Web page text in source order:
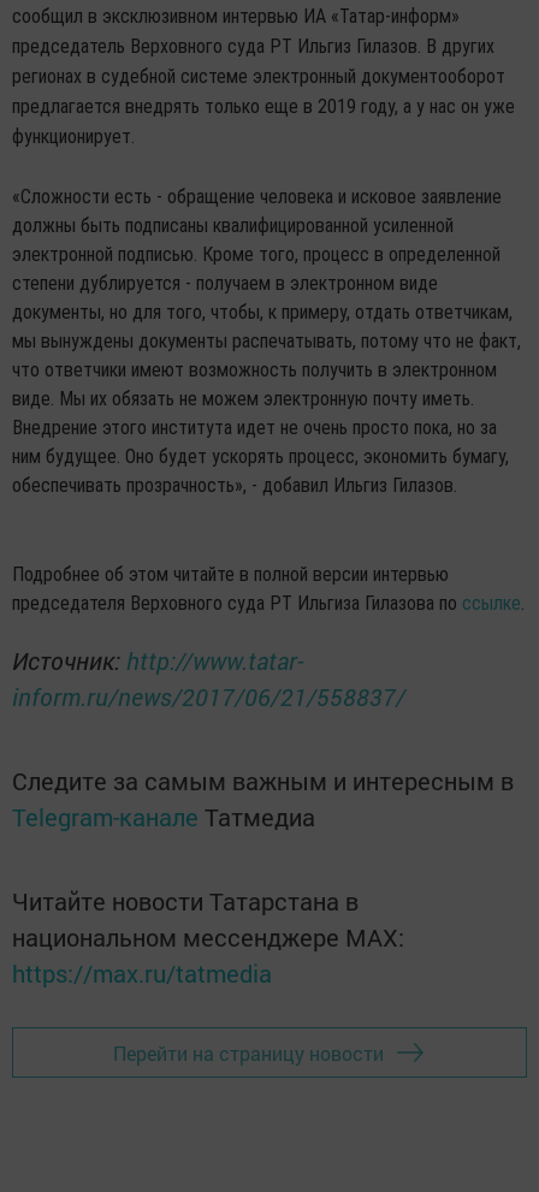
сообщил в эксклюзивном интервью ИА «Татар-информ»
председатель Верховного суда РТ Ильгиз Гилазов. В других
регионах в судебной системе электронный документооборот
предлагается внедрять только еще в 2019 году, а у нас он уже
функционирует.
«Сложности есть - обращение человека и исковое заявление
должны быть подписаны квалифицированной усиленной
электронной подписью. Кроме того, процесс в определенной
степени дублируется - получаем в электронном виде
документы, но для того, чтобы, к примеру, отдать ответчикам,
мы вынуждены документы распечатывать, потому что не факт,
что ответчики имеют возможность получить в электронном
виде. Мы их обязать не можем электронную почту иметь.
Внедрение этого института идет не очень просто пока, но за
ним будущее. Оно будет ускорять процесс, экономить бумагу,
обеспечивать прозрачность», - добавил Ильгиз Гилазов.
Подробнее об этом читайте в полной версии интервью
председателя Верховного суда РТ Ильгиза Гилазова по ссылке.
Источник: http://www.tatar-
inform.ru/news/2017/06/21/558837/
Следите за самым важным и интересным в
Telegram-канале Татмедиа
Читайте новости Татарстана в
национальном мессенджере MАХ:
https://max.ru/tatmedia
Перейти на страницу новости